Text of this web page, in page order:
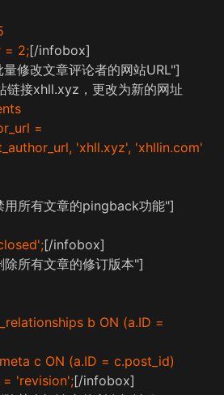
= 2;[/infobox]
修改文章评论者的网站URL"]
链接xhll.xyz，更改为新的网址
=
'xhll.xyz', 'xhllin.com'
所有文章的pingback功能"]
[/infobox]
所有文章的修订版本"]
b ON (a.ID =
c ON (a.ID = c.post_id)
= 'revision';[/infobox]